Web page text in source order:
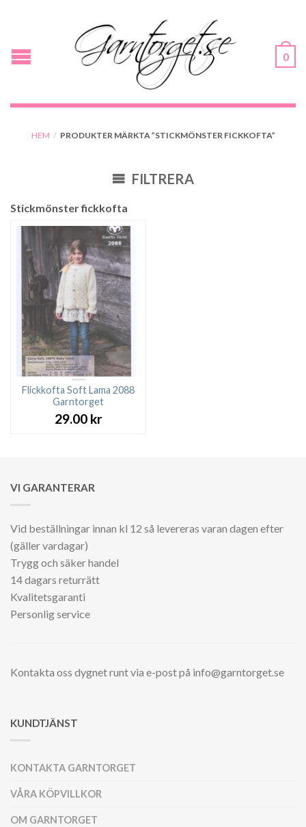
0
HEM / PRODUKTER MÄRKTA ”STICKMÖNSTER FICKKOFTA”
FILTRERA
Stickmönster fickkofta
Flickkofta Soft Lama 2088
Garntorget
29.00 kr
VI GARANTERAR
Vid beställningar innan kl 12 så levereras varan dagen efter
(gäller vardagar)
Trygg och säker handel
14 dagars returrätt
Kvalitetsgaranti
Personlig service
Kontakta oss dygnet runt via e-post på info@garntorget.se
KUNDTJÄNST
KONTAKTA GARNTORGET
VÅRA KÖPVILLKOR
OM GARNTORGET